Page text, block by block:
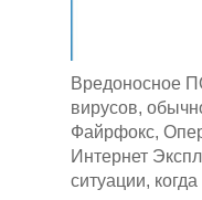
Вредоносное
вирусов,
Файрфокс,
Интернет
ситуации,